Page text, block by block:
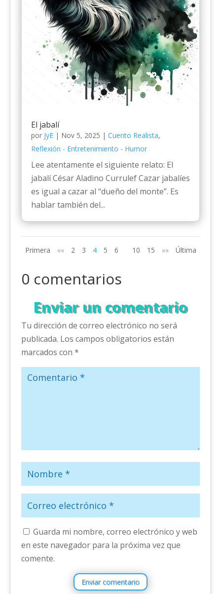
El jabalí
por JyE| Nov 5, 2025 | Cuento Realista,
Reflexión - Entretenimiento - Humor
Lee atentamente el siguiente relato: El
jabalí César Aladino Currulef Cazar jabalíes
es igual a cazar al “dueño del monte”. Es
hablar también del...
Primera «« 2 3 4 5 6 10 15 »» Última
0 comentarios
Enviar un comentario
Tu dirección de correo electrónico no será
publicada. Los campos obligatorios están
marcados con *
Guarda mi nombre, correo electrónico y web
en este navegador para la próxima vez que
comente.
Enviar comentario